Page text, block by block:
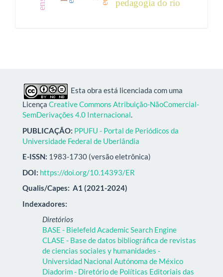
pedagogia do rio
Esta obra está licenciada com uma
Licença Creative Commons Atribuição-NãoComercial-
SemDerivações 4.0 Internacional.
PUBLICAÇÃO: PPUFU - Portal de Periódicos da
Universidade Federal de Uberlândia
E-ISSN: 1983-1730 (versão eletrônica)
DOI: https://doi.org/10.14393/ER
Qualis/Capes: A1 (2021-2024)
Indexadores:
Diretórios
BASE - Bielefeld Academic Search Engine
CLASE - Base de datos bibliográfica de revistas
de ciencias sociales y humanidades -
Universidad Nacional Autónoma de México
Diadorim - Diretório de Políticas Editoriais das